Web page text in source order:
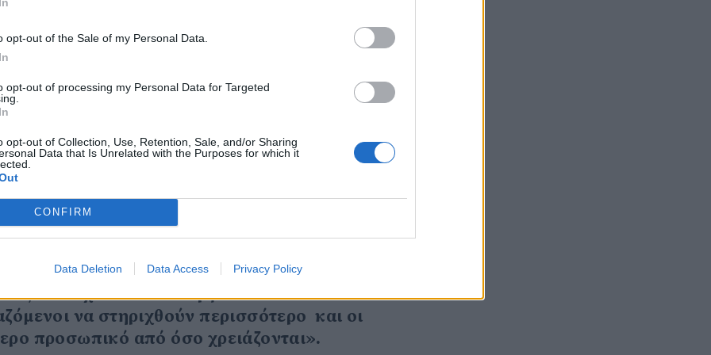
opt-out of the Sale of my Personal Data.
opt-out of processing my Personal Data for Targeted
opt-out of Collection, Use, Retention, Sale, and/or Sharing
Data that Is Unrelated with the Purposes for which it
CONFIRM
Data Deletion Data Access Privacy Policy
ο ιατρός και μέσω τηλεϊατρικής
και αν κρίνει πως το κρούσμα είναι
ο έλεγχος του κρούσματος. Ο
ορίσει επιχειρησιακά, π.χ. στην Πάρο που θα
ώρες θα έχουμε τα αποτελέσματα. Αν
ο ασθενής αλλού, σε μέρος ξενοδοχείου
ενώ θα παρακολουθείται ο γιατρός, ο οποίος
θα διακομιστεί σε κάποιο νοσοκομείο. Δεν
δουλειά για όλους. Για αυτό και η
ξενοδοχεία και στα εργασιακά και στο
να στηριχθούν περισσότερο και οι
προσωπικό από όσο χρειάζονται».